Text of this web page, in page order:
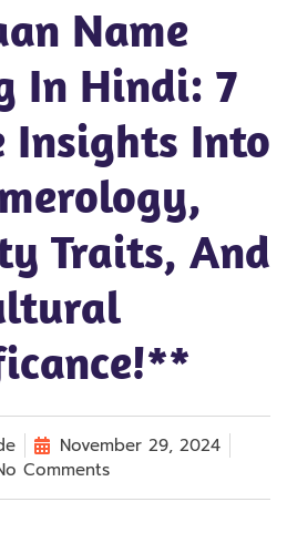
Name
In Hindi: 7
Insights Into
Traits, And
November 29, 2024
Comments